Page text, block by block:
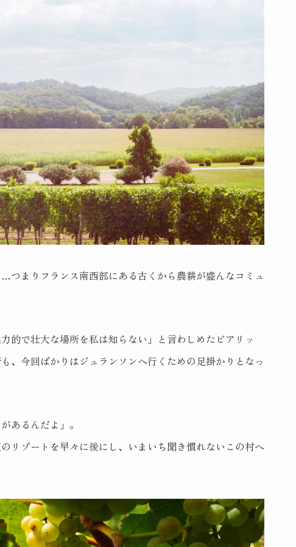
つまりフランス南西部にある古くから農耕が盛んなコミュ
的で壮大な場所を私は知らない」と言わしめたビアリッ
、今回ばかりはジュランソンへ行くための足掛かりとなっ
あるんだよ」。
リゾートを早々に後にし、いまいち聞き慣れないこの村へ